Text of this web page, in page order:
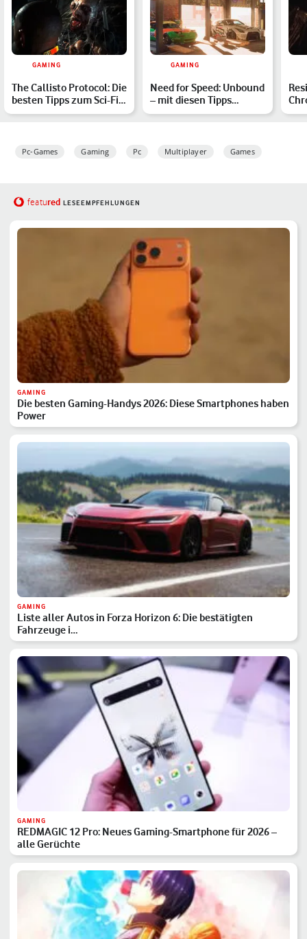
GAMING
The Callisto Protocol: Die
besten Tipps zum Sci-Fi-
Horror
GAMING
Need for Speed: Unbound
– mit diesen Tipps
gewinnst Du jedes
Pc-Games Gaming Pc Multiplayer Games
featured LESEEMPFEHLUNGEN
GAMING
Die besten Gaming-Handys 2026: Diese Smartphones haben
Power
GAMING
Liste aller Autos in Forza Horizon 6: Die bestätigten
Fahrzeuge i…
GAMING
REDMAGIC 12 Pro: Neues Gaming-Smartphone für 2026 –
alle Gerüchte